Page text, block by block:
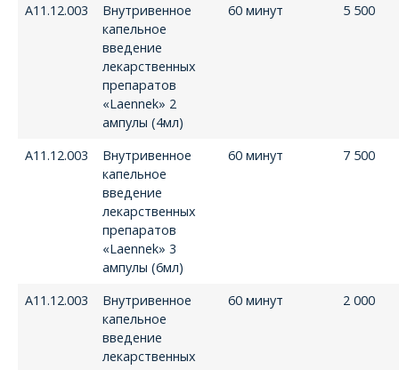
А11.12.003
Внутривенное
капельное
введение
лекарственных
препаратов
«Laennek» 2
ампулы (4мл)
60 минут 5 500
А11.12.003
Внутривенное
капельное
введение
лекарственных
препаратов
«Laennek» 3
ампулы (6мл)
60 минут 7 500
А11.12.003
Внутривенное
капельное
введение
лекарственных
60 минут 2 000